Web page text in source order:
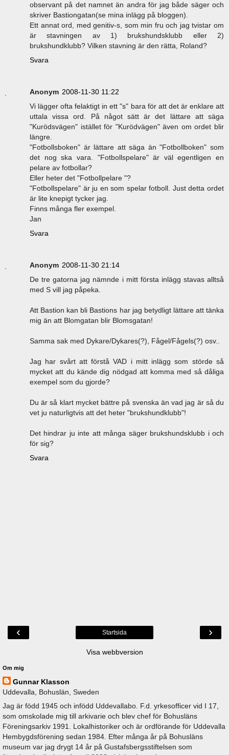
observant på det namnet än andra för jag både säger och
skriver Bastiongatan(se mina inlägg på bloggen).
Ett annat ord, med genitiv-s, som min fru och jag tvistar om
är stavningen av 1) brukshundsklubb eller 2)
brukshundklubb? Vilken stavning är den rätta, Roland?
Svara
Anonym 2008-11-30 11:22
Vi lägger ofta felaktigt in ett "s" bara för att det är enklare att
uttala vissa ord. På något sätt är det lättare att säga
"Kurödsvägen" istället för "Kurödvägen" även om ordet blir
längre.
"Fotbollsboken" är lättare att säga än "Fotbollboken" som
det nog ska vara. "Fotbollspelare" är väl egentligen en
pelare av fotbollar?
Eller heter det "Fotbollpelare "?
"Fotbollspelare" är ju en som spelar fotboll. Just detta ordet
är lite knepigt tycker jag.
Finns många fler exempel.
Jan
Svara
Anonym 2008-11-30 21:14
De tre gatorna jag nämnde i mitt första inlägg stavas alltså
med S vill jag påpeka.
Att Bastion kan bli Bastions har jag betydligt lättare att tänka
mig än att Blomgatan blir Blomsgatan!
Samma sak med Dykare/Dykares(?), Fågel/Fågels(?) osv..
Jag har svårt att förstå VAD i mitt inlägg som störde så
mycket att du kände dig nödgad att komma med så dåliga
exempel som du gjorde?
Du är så klart mycket bättre på svenska än vad jag är så du
vet ju naturligtvis att det heter "brukshundklubb"!
Det hindrar ju inte att många säger brukshundsklubb i och
för sig?
Svara
‹ ›
Startsida
Visa webbversion
Om mig
Gunnar Klasson
Uddevalla, Bohuslän, Sweden
Jag är född 1945 och infödd Uddevallabo. F.d. yrkesofficer vid I 17,
som omskolade mig till arkivarie och blev chef för Bohusläns
Föreningsarkiv 1991. Lokalhistoriker och är ordförande för Uddevalla
Hembygdsförening sedan 1984. Efter många år på Bohusläns
museum var jag drygt 14 år på Gustafsbergsstiftelsen som